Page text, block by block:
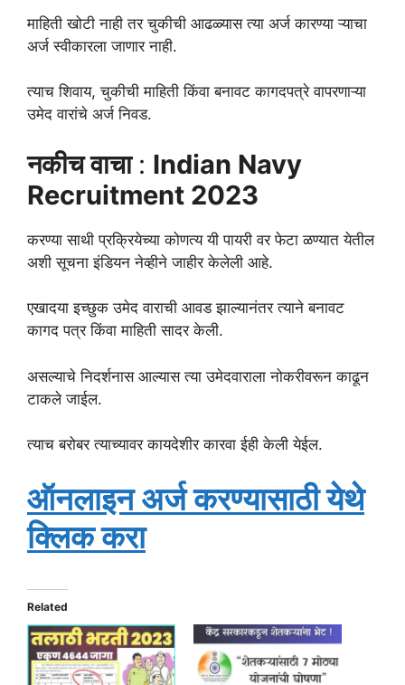
माहिती खोटी नाही तर चुकीची आढळ्यास त्या अर्ज कारण्या ऱ्याचा
अर्ज स्वीकारला जाणार नाही.
त्याच शिवाय, चुकीची माहिती किंवा बनावट कागदपत्रे वापरणाऱ्या
उमेद वारांचे अर्ज निवड.
नकीच वाचा : Indian Navy
Recruitment 2023
करण्या साथी प्रक्रियेच्या कोणत्य यी पायरी वर फेटा ळण्यात येतील
अशी सूचना इंडियन नेव्हीने जाहीर केलेली आहे.
एखादया इच्छुक उमेद वाराची आवड झाल्यानंतर त्याने बनावट
कागद पत्र किंवा माहिती सादर केली.
असल्याचे निदर्शनास आल्यास त्या उमेदवाराला नोकरीवरून काढून
टाकले जाईल.
त्याच बरोबर त्याच्यावर कायदेशीर कारवा ईही केली येईल.
ऑनलाइन अर्ज करण्यासाठी येथे
क्लिक करा
Related